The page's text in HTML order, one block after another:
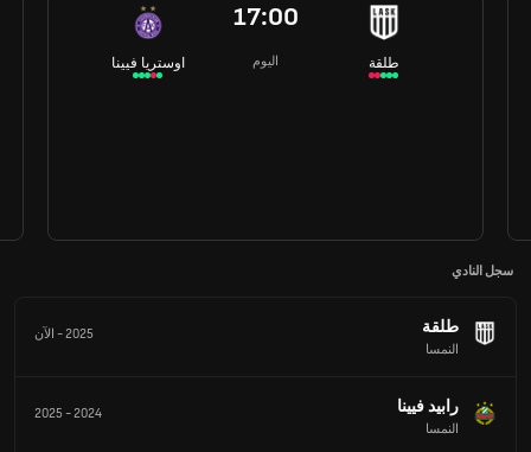
اوستريا فيينا
17:00
اليوم طلقة
سجل النادي
طلقة
النمسا
2025
- الآن
رابيد فيينا
النمسا
2024
-
2025